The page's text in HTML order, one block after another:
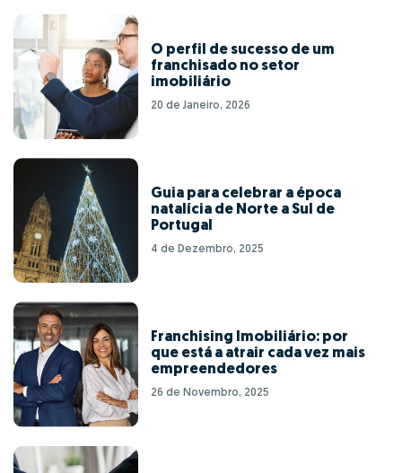
O perfil de sucesso de um
franchisado no setor
imobiliário
20 de Janeiro, 2026
Guia para celebrar a época
natalícia de Norte a Sul de
Portugal
4 de Dezembro, 2025
Franchising Imobiliário: por
que está a atrair cada vez mais
empreendedores
26 de Novembro, 2025